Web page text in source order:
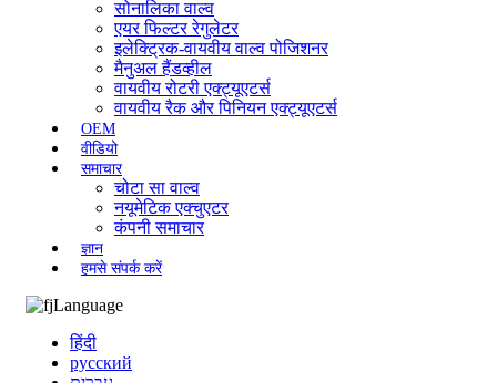
सोनालिका वाल्व
एयर फिल्टर रेगुलेटर
इलेक्ट्रिक-वायवीय वाल्व पोजिशनर
मैनुअल हैंडव्हील
वायवीय रोटरी एक्ट्यूएटर्स
वायवीय रैक और पिनियन एक्ट्यूएटर्स
OEM
वीडियो
समाचार
चोटा सा वाल्व
नयूमेटिक एक्चुएटर
कंपनी समाचार
ज्ञान
हमसे संपर्क करें
Language
हिंदी
русский